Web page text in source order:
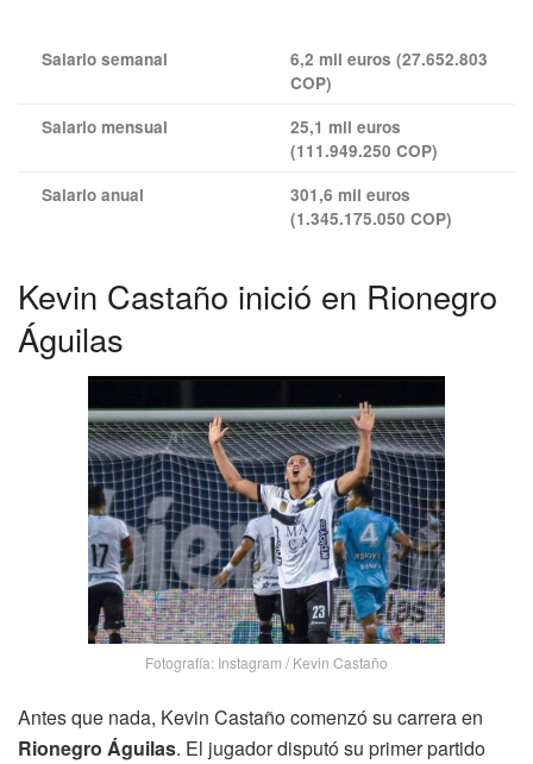
Salario semanal
6,2 mil euros (27.652.803
COP)
Salario mensual
25,1 mil euros
(111.949.250 COP)
Salario anual
301,6 mil euros
(1.345.175.050 COP)
Kevin Castaño inició en Rionegro
Águilas
Fotografía: Instagram / Kevin Castaño
Antes que nada, Kevin Castaño comenzó su carrera en
Rionegro Águilas. El jugador disputó su primer partido